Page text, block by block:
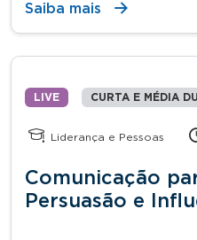
Saiba mais
LIVE CURTA E MÉDIA
Liderança e Pessoas
Comunicação
Persuasão e